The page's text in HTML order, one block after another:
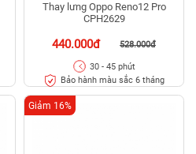
Thay lưng Oppo Reno12 Pro
CPH2629
440.000đ 528.000đ
30 - 45 phút
Bảo hành màu sắc 6 tháng
Giảm 16%